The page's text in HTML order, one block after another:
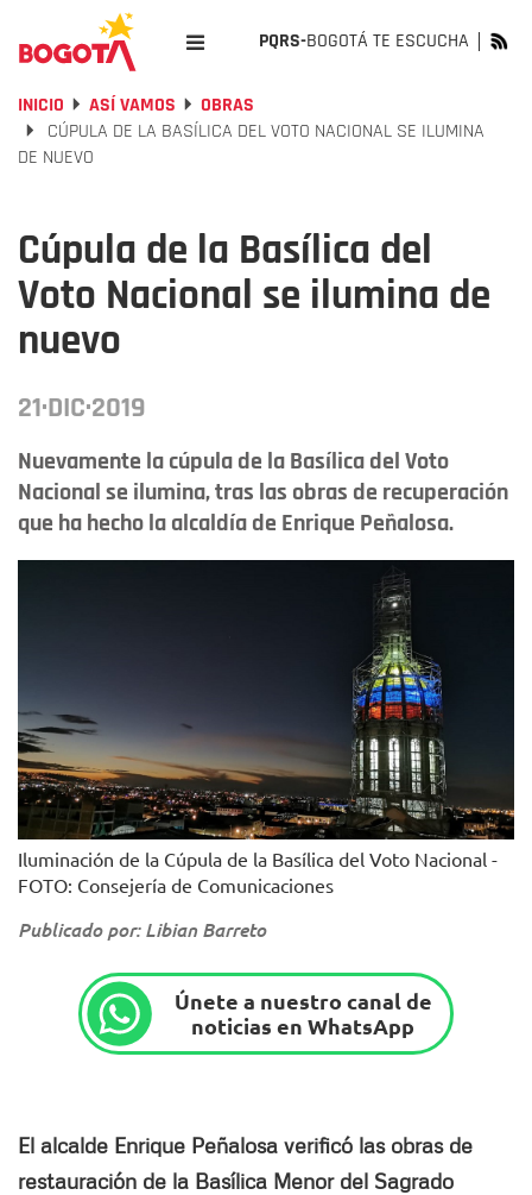
PQRS-BOGOTÁ TE ESCUCHA
INICIO ASÍ VAMOS
OBRAS
CÚPULA DE LA BASÍLICA DEL VOTO NACIONAL SE ILUMINA
DE NUEVO
Cúpula de la Basílica del
Voto Nacional se ilumina de
nuevo
21·DIC·2019
Nuevamente la cúpula de la Basílica del Voto
Nacional se ilumina, tras las obras de recuperación
que ha hecho la alcaldía de Enrique Peñalosa.
Iluminación de la Cúpula de la Basílica del Voto Nacional -
FOTO: Consejería de Comunicaciones
Publicado por: Libian Barreto
Únete a nuestro canal de
noticias en WhatsApp
El alcalde Enrique Peñalosa verificó las obras de
restauración de la Basílica Menor del Sagrado